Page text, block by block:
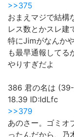
>>375
おまえマジで結構
レス数とかスレ建
特にJimがなんか
も最早通報してる
やりすぎだよ
386 君の名は
18.39 ID:IdLfc
>>379
あのさー。ゴミオ
ったんだから、乃